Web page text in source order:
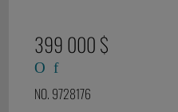
399 000 $
NO. 9728176